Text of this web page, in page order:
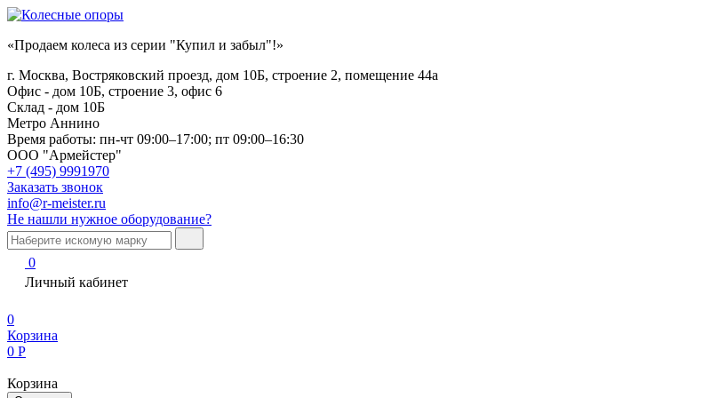
«Продаем колеса из серии "Купил и забыл"!»
г. Москва, Востряковский проезд, дом 10Б, строение 2, помещение 44а
Офис - дом 10Б, строение 3, офис 6
Склад - дом 10Б
Метро Аннино
Время работы: пн-чт 09:00–17:00; пт 09:00–16:30
ООО "Армейстер"
+7 (495) 9991970
Заказать звонок
info@r-meister.ru
Не нашли нужное оборудование?
0
Личный кабинет
0
Корзина
0 Р
Корзина